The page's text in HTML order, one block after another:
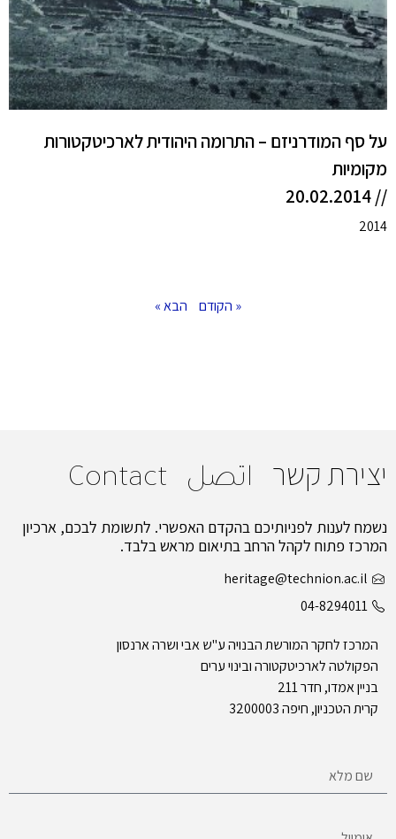
על סף המודרניזם – התרומה היהודית לארכיטקטורות
מקומיות
// 20.02.2014
2014
« הקודם הבא »
יצירת קשר اتصل Contact
נשמח לענות לפניותיכם בהקדם האפשרי. לתשומת לבכם, ארכיון
המרכז פתוח לקהל הרחב בתיאום מראש בלבד.
heritage@technion.ac.il
04-8294011
המרכז לחקר המורשת הבנויה ע"ש אבי ושרה ארנסון
הפקולטה לארכיטקטורה ובינוי ערים
בניין אמדו, חדר 211
קרית הטכניון, חיפה 3200003